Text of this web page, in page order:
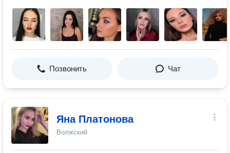
Позвонить Чат
Яна Платонова
Волжский